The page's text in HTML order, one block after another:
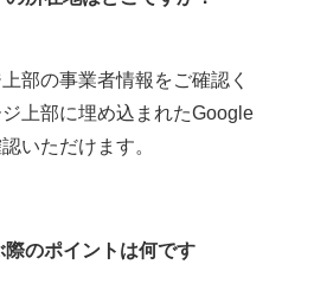
部の事業者情報をご確認く
上部に埋め込まれたGoogle
いただけます。
際のポイントは何です